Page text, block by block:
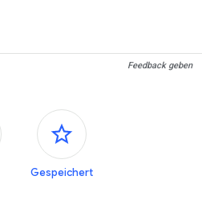
Feedback geben
Seitenleisten
Gespeichert